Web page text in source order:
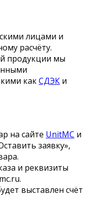
лицами и
расчёту.
продукции мы
какСДЭК и
на сайте UnitMC и
заявку»,
и реквизиты
выставлен счёт